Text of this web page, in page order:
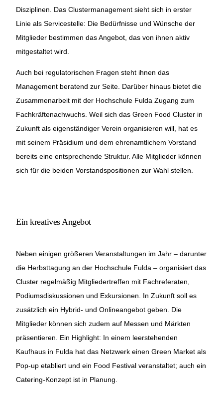
Disziplinen. Das Clustermanagement sieht sich in erster
Linie als Servicestelle: Die Bedürfnisse und Wünsche der
Mitglieder bestimmen das Angebot, das von ihnen aktiv
mitgestaltet wird.
Auch bei regulatorischen Fragen steht ihnen das
Management beratend zur Seite. Darüber hinaus bietet die
Zusammenarbeit mit der Hochschule Fulda Zugang zum
Fachkräftenachwuchs. Weil sich das Green Food Cluster in
Zukunft als eigenständiger Verein organisieren will, hat es
mit seinem Präsidium und dem ehrenamtlichem Vorstand
bereits eine entsprechende Struktur. Alle Mitglieder können
sich für die beiden Vorstandspositionen zur Wahl stellen.
Ein kreatives Angebot
Neben einigen größeren Veranstaltungen im Jahr – darunter
die Herbsttagung an der Hochschule Fulda – organisiert das
Cluster regelmäßig Mitgliedertreffen mit Fachreferaten,
Podiumsdiskussionen und Exkursionen. In Zukunft soll es
zusätzlich ein Hybrid- und Onlineangebot geben. Die
Mitglieder können sich zudem auf Messen und Märkten
präsentieren. Ein Highlight: In einem leerstehenden
Kaufhaus in Fulda hat das Netzwerk einen Green Market als
Pop-up etabliert und ein Food Festival veranstaltet; auch ein
Catering-Konzept ist in Planung.